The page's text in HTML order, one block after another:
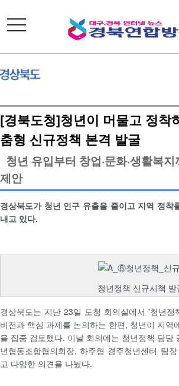
toggle
navigation
[경북도청]청년이 머물고 정
춤형 신규정책 본격 발굴
청년 유입부터 창업·문화·생활복
제안
경상북도가 청년 인구 유출을 줄이고 지역 정
내고 있다.
청년정책 신규시책
경상북도는 지난 23일 도청 회의실에서 '청년
비전과 핵심 과제를 논의하는 한편, 청년이 지
을 집중 검토했다. 이날 회의에는 청년정책 담
년협동조합협의회장, 하주형 경주청년센터 팀
고 다양한 의견을 나눴다.